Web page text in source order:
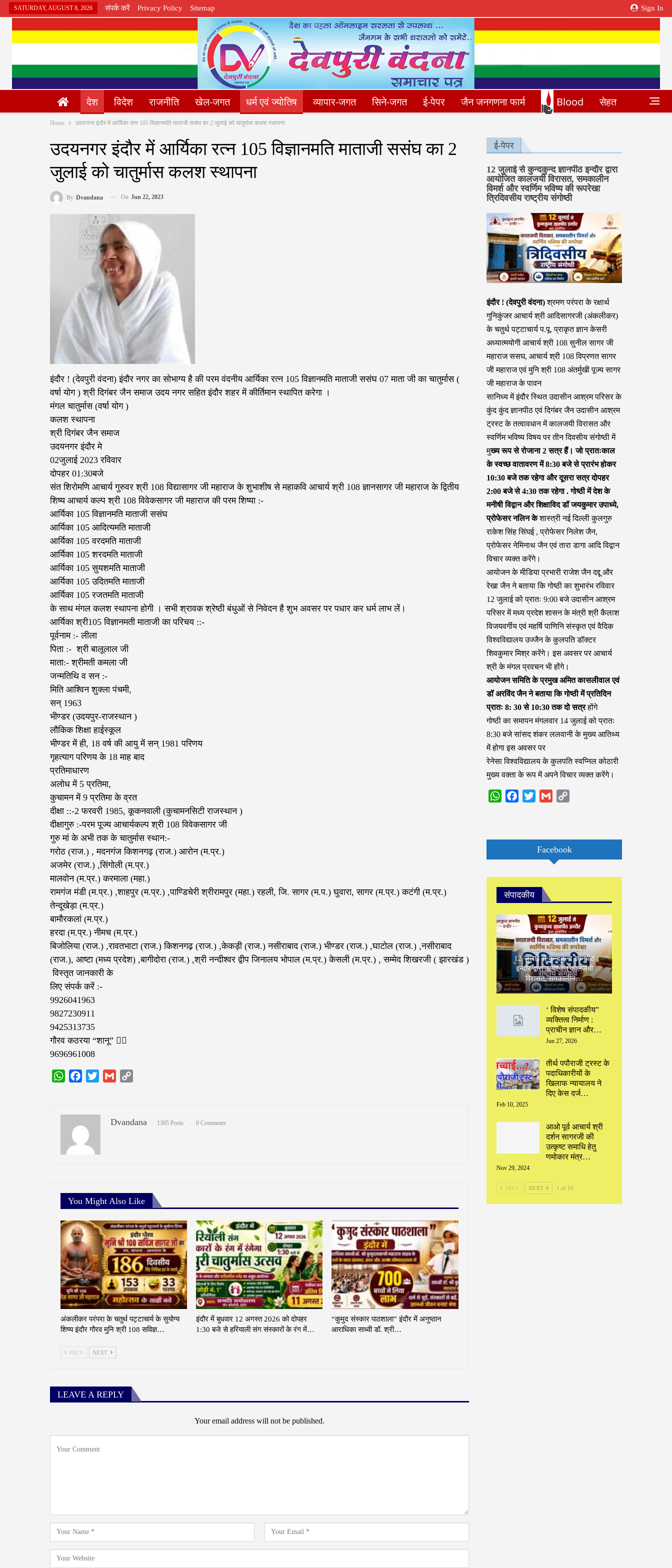
Sign In
SATURDAY, AUGUST 8, 2026 संपर्क करें Privacy Policy Sitemap
देश विदेश राजनीति खेल-जगत धर्म एवं ज्योतिष व्यापार-जगत सिने-जगत ई-पेपर जैन जनगणना फार्म Blood
सेहत
संपादकीय
फोटो गैलेरी
Home उदयनगर इंदौर में आर्यिका रत्न 105 विज्ञानमति माताजी ससंघ‌ का 2 जुलाई को चातुर्मास कलश स्थापना
उदयनगर इंदौर में आर्यिका रत्न 105 विज्ञानमति माताजी ससंघ‌ का 2
जुलाई को चातुर्मास कलश स्थापना
By Dvandana On Jun 22, 2023
इंदौर ! (देवपुरी वंदना) इंदौर नगर का सोभाग्य है की परम वंदनीय आर्यिका रत्न 105 विज्ञानमति माताजी ससंघ 07 माता जी का चातुर्मास (
वर्षा योग ) श्री दिगंबर जैन समाज उदय नगर सहित इंदौर शहर में कीर्तिमान स्थापित‌ करेगा ।
मंगल चातुर्मास (वर्षा योग )
कलश स्थापना
श्री दिगंबर जैन समाज
उदयनगर इंदौर मे
02जुलाई 2023 रविवार
दोपहर 01:30बजे
संत शिरोमणि आचार्य गुरुवर श्री 108 विद्यासागर जी महाराज के शुभाशीष से महाकवि आचार्य श्री 108 ज्ञानसागर जी महाराज के द्वितीय
शिष्य आचार्य कल्प श्री 108 विवेकसागर जी महाराज की परम शिष्या :-
आर्यिका 105 विज्ञानमति माताजी ससंघ
आर्यिका 105 आदित्यमति माताजी
आर्यिका 105 वरदमति माताजी
आर्यिका 105 शरदमति माताजी
आर्यिका 105 सुयशमति माताजी
आर्यिका 105 उदितमति माताजी
आर्यिका 105 रजतमति माताजी
के साथ मंगल कलश स्थापना होगी । सभी श्रावक श्रेष्ठी बंधुओं से निवेदन है शुभ अवसर पर पधार कर धर्म लाभ लें।
आर्यिका श्री105 विज्ञानमती माताजी का परिचय‌ ::-
पूर्वनाम :- लीला
पिता :- ‌ श्री बालूलाल जी
माता:- श्रीमती कमला जी
जन्मतिथि व सन :-
मिति आश्विन शुक्ला पंचमी,
सन् 1963
भीण्डर (उदयपुर-राजस्थान )
लौकिक शिक्षा हाईस्कूल
भीण्डर में ही, 18 वर्ष की आयु में सन् 1981 परिणय
गृहत्याग परिणय के 18 माह बाद
प्रतिमाधारण
अलोध में 5 प्रतिमा,
कुचामन में 9 प्रतिमा के व्रत
दीक्षा ::-2 फरवरी 1985, कूकनवाली (कुचामनसिटी राजस्थान )
दीक्षागुरु :-परम पूज्य आचार्यकल्प श्री 108 विवेकसागर जी
गुरु मां के अभी तक के चातुर्मास स्थान:-
गरोठ (राज.) , मदनगंज किशनगढ़ (राज.) आरोन (म.प्र.)
अजमेर (राज.) ,सिंगोली (म.प्र.)
मालवोन (म.प्र.) करमाला (महा.)
रामगंज मंडी (म.प्र.) ,शाहपुर (म.प्र.) ,पाण्डिचेरी श्रीरामपुर (महा.) रहली, जि. सागर (म.प.) घुवारा, सागर (म.प्र.) कटंगी (म.प्र.)
तेन्दूखेड़ा (म.प्र.)
बामौरकलां (म.प्र.)
हरदा (म.प्र.) नीमच (म.प्र.)
बिजोलिया (राज.) ,रावतभाटा (राज.) किशनगढ़ (राज.) ,केकड़ी (राज.) नसीराबाद (राज.) भीण्डर (राज.) ,घाटोल (राज.) ,नसीराबाद
(राज.), आष्टा (मध्य प्रदेश) ,बागीदोरा (राज.) ,श्री नन्दीश्वर द्वीप जिनालय भोपाल (म.प्र.) केसली (म.प्र.) , सम्मेद शिखरजी ( झारखंड )
‌ विस्तृत जानकारी के
लिए संपर्क करें :-
9926041963
9827230911
9425313735
गौरव कठरया “शानू”‌ ✍🏻
9696961008
WhatsAppFacebook
Twitter Gmail
Dvandana 1305 Posts 0 Comments
You Might Also Like
अंकलीकर परंपरा के चतुर्थ पट्टाचार्य के सुयोग्य
शिष्य इंदौर गौरव मुनि श्री 108 सविज्ञ…
इंदौर में बुधवार 12 अगस्त 2026 को दोपहर
1:30 बजे से हरियाली संग संस्कारों के रंग में…
“कुमुद संस्कार पाठशाला” इंदौर में अनुष्ठान
आराधिका साध्वी डॉ. श्री…
PREV NEXT
LEAVE A REPLY
Your email address will not be published.
ई-पेपर
12 जुलाई से कुन्दकुन्द ज्ञानपीठ इन्दौर द्वारा
आयोजित कालजयी विरासत, समकालीन
विमर्श और स्वर्णिम भविष्य की रूपरेखा
त्रिदिवसीय राष्ट्रीय संगोष्ठी
इंदौर ! (देवपुरी वंदना)श्रमण परंपरा के रक्षार्थ
गुनिकुंजर आचार्य श्री आदिसागरजी (अंकलीकर)
के चतुर्थ पट्टाचार्य प.पू. प्राकृत ज्ञान केसरी
अध्यात्मयोगी आचार्य श्री 108 सुनील सागर जी
महाराज ससघ, आचार्य श्री 108 विप्रणत सागर
जी महाराज एवं मुनि श्री 108 अंतर्मुखी पूज्य सागर
जी महाराज के पावन
सानिध्य में इंदौर स्थित उदासीन आश्रम परिसर के
कुंद कुंद ज्ञानपीठ एवं दिगंबर जैन उदासीन आश्रम
ट्रस्ट के तत्वावधान में कालजयी विरासत और
स्वर्णिम भविष्य विषय पर तीन दिवसीय संगोष्ठी में
मुख्य रूप से रोजाना 2 सत्र हैं। जो प्रातःकाल
के स्वच्छ वातावरण में 8:30 बजे से प्रारंभ होकर
10:30 बजे तक रहेगा और दूसरा सत्र दोपहर
2:00 बजे से 4:30 तक रहेगा . गोष्ठी में देश के
मनीषी विद्वान और शिक्षाविद डॉ जयकुमार उपाध्ये,
प्रोफेसर नलिन केशास्त्री नई दिल्ली कुलगुरु
राकेश सिंह सिंघई , प्रोफेसर निलेश जैन,
प्रोफेसर नेमिनाथ जैन एवं तारा डागा आदि विद्वान
विचार व्यक्त करेंगे।
आयोजन के मीडिया प्रभारी राजेश जैन दद्दू और
रेखा जैन ने बताया कि गोष्ठी का शुभारंभ रविवार
12 जुलाई को प्रातः 9:00 बजे उदासीन आश्रम
परिसर में मध्य प्रदेश शासन के मंत्री श्री कैलाश
विजयवर्गीय एवं महर्षि पाणिनि संस्कृत एवं वैदिक
विश्वविद्यालय उज्जैन के कुलपति डॉक्टर
शिवकुमार मिश्र करेंगे। इस अवसर पर आचार्य
श्री के मंगल प्रवचन भी होंगे।
आयोजन समिति के प्रमुख अमित कासलीवाल एवं
डॉ अरविंद जैन ने बताया कि गोष्ठी में प्रतिदिन
प्रातः 8: 30 से 10:30 तक दो सत्रहोंगे
गोष्ठी का समापन मंगलवार 14 जुलाई को प्रातः
8:30 बजे सांसद शंकर ललवानी के मुख्य आतिथ्य
में होगा इस अवसर पर
रेनेसा विश्वविद्यालय के कुलपति स्वप्निल कोठारी
मुख्य वक्ता के रूप में अपने विचार व्यक्त करेंगे।
WhatsAppFacebook
Twitter Gmail
Facebook
संपादकीय
12 जुलाई से कुन्दकुन्द ज्ञानपीठ
इन्दौर द्वारा आयोजित कालजयी
विरासत, समकालीन…
‘ विशेष संपादकीय”
‌व्यक्तित्व निर्माण :
प्राचीन ज्ञान और…
Jun 27, 2026
तीर्थ पपौराजी ट्रस्ट के
पदाधिकारीयों के
खिलाफ न्यायालय ने
दिए केस दर्ज…
Feb 10, 2025
आओ पूर्व आचार्य श्री
दर्शन सागरजी की
उत्कृष्ट समाधि हेतु
णमोकार मंत्र…
Nov 29, 2024
PREV NEXT 1 of 10